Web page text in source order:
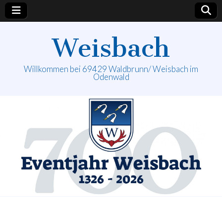
Weisbach
Willkommen bei 69429 Waldbrunn/ Weisbach im
Odenwald